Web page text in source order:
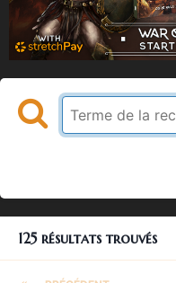
125 résultats trouvés